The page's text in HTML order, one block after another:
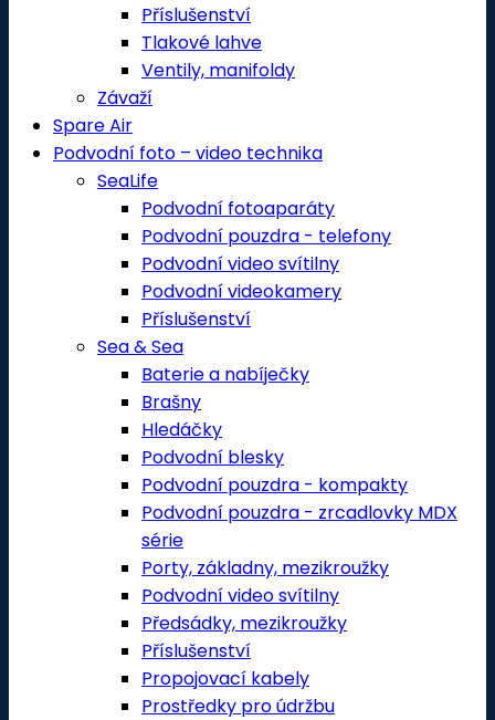
Příslušenství
Tlakové lahve
Ventily, manifoldy
Závaží
Spare Air
Podvodní foto – video technika
SeaLife
Podvodní fotoaparáty
Podvodní pouzdra - telefony
Podvodní video svítilny
Podvodní videokamery
Příslušenství
Sea & Sea
Baterie a nabíječky
Brašny
Hledáčky
Podvodní blesky
Podvodní pouzdra - kompakty
Podvodní pouzdra - zrcadlovky MDX
série
Porty, základny, mezikroužky
Podvodní video svítilny
Předsádky, mezikroužky
Příslušenství
Propojovací kabely
Prostředky pro údržbu